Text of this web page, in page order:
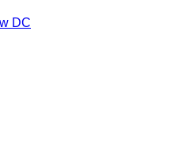
DC